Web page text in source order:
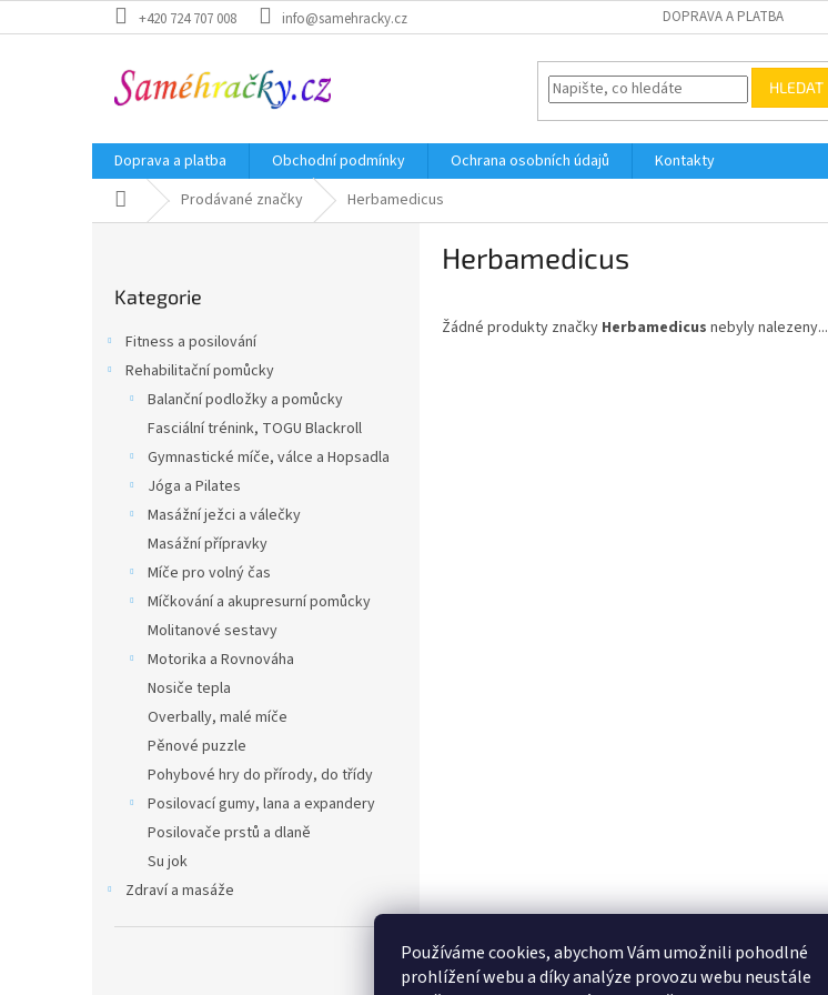
Používáme cookies, abychom Vám umožnili pohodlné
prohlížení webu a díky analýze provozu webu neustále
na
+420 724 707 008 info@samehracky.cz DOPRAVA A PLATBA
HLEDAT
Doprava a platba Obchodní podmínky Ochrana osobních údajů
Kontakty
Domů Prodávané značky Herbamedicus
kategorie
Kategorie
Fitness a posilování
Rehabilitační pomůcky
Balanční podložky a pomůcky
Fasciální trénink, TOGU Blackroll
Gymnastické míče, válce a Hopsadla
Jóga a Pilates
Masážní ježci a válečky
Masážní přípravky
Míče pro volný čas
Míčkování a akupresurní pomůcky
Molitanové sestavy
Motorika a Rovnováha
Nosiče tepla
Overbally, malé míče
Pěnové puzzle
Pohybové hry do přírody, do třídy
Posilovací gumy, lana a expandery
Posilovače prstů a dlaně
Su jok
Zdraví a masáže
Herbamedicus
Žádné produkty značky Herbamedicus nebyly nalezeny...